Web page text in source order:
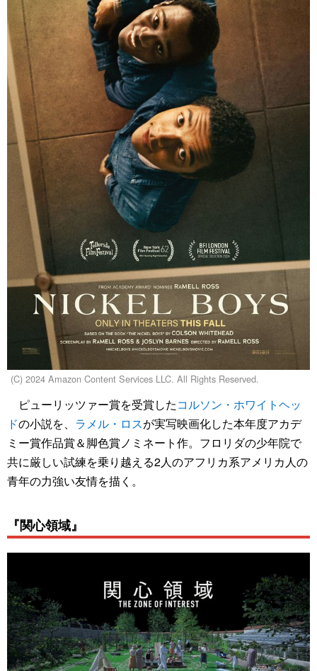
(C) 2024 Amazon Content Services LLC. All Rights Reserved.
ピューリッツァー賞を受賞したコルソン・ホワイトヘッ
ドの小説を、 ラメル・ロスが実写映画化した本年度アカデ
ミー賞作品賞＆脚色賞ノミネート作。フロリダの少年院で
共に厳しい試練を乗り越える2人のアフリカ系アメリカ人の
青年の力強い友情を描く。
『関心領域』